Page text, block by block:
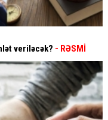
veriləcək? - RƏSMİ